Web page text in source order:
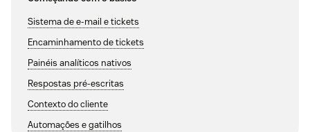
Sistema de e-mail e tickets
Encaminhamento de tickets
Painéis analíticos nativos
Respostas pré-escritas
Contexto do cliente
Automações e gatilhos